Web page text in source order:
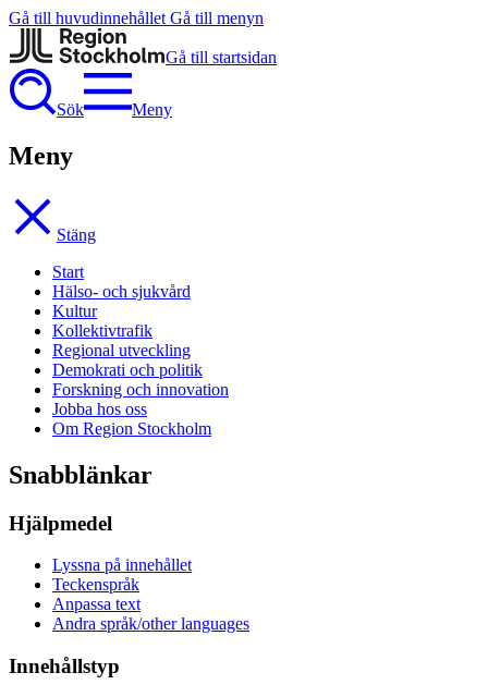
Gå till huvudinnehållet Gå till menyn
Gå till startsidan
Sök Meny
Meny
Stäng
Start
Hälso- och sjukvård
Kultur
Kollektivtrafik
Regional utveckling
Demokrati och politik
Forskning och innovation
Jobba hos oss
Om Region Stockholm
Snabblänkar
Hjälpmedel
Lyssna på innehållet
Teckenspråk
Anpassa text
Andra språk/other languages
Innehållstyp